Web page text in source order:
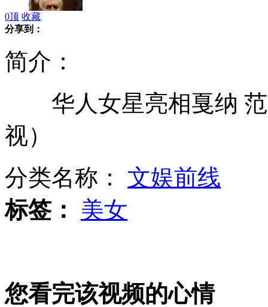
谷歌调整搜索以求其思维更像人类
史上最贵歼击机"猛禽"限飞
0顶 收藏
分享到：
简介：
华人女星亮相戛纳 范
视）
分类名称： 文娱前线
标签：
美女
您看完该视频的心情